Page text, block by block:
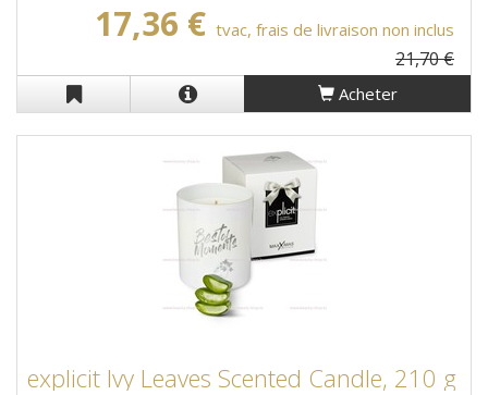
17,36 € tvac, frais de livraison non inclus
21,70 €
Acheter
explicit Ivy Leaves Scented Candle, 210 g